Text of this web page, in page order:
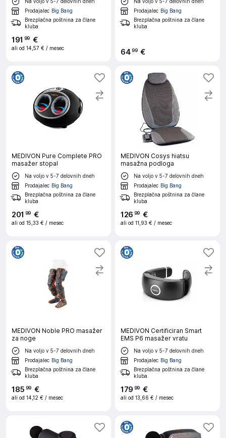
Prodajalec Big Bang
Brezplačna poštnina za člane
kluba
191 99 €
ali od 14,57 € / mesec
Prodajalec Big Bang
Brezplačna poštnina za člane
kluba
6499 €
MEDIVON Pure Complete PRO
masažer stopal
Na voljo v 5-7 delovnih dneh
Prodajalec Big Bang
Brezplačna poštnina za člane
kluba
201 99 €
ali od 15,33 € / mesec
MEDIVON Cosys hiatsu
masažna podloga
Na voljo v 5-7 delovnih dneh
Prodajalec Big Bang
Brezplačna poštnina za člane
kluba
126 99 €
ali od 11,93 € / mesec
MEDIVON Noble PRO masažer
za noge
Na voljo v 5-7 delovnih dneh
Prodajalec Big Bang
Brezplačna poštnina za člane
kluba
185 99 €
ali od 14,12 € / mesec
MEDIVON Certificiran Smart
EMS P6 masažer vratu
Na voljo v 5-7 delovnih dneh
Prodajalec Big Bang
Brezplačna poštnina za člane
kluba
179 99 €
ali od 13,66 € / mesec